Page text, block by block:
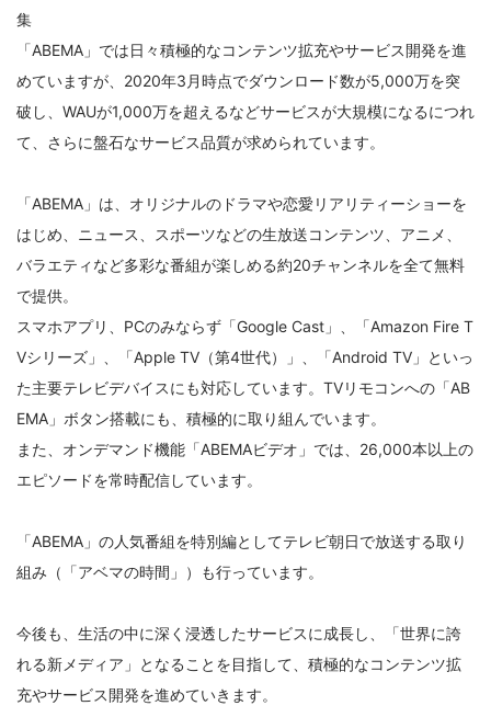
集
「ABEMA」では日々積極的なコンテンツ拡充やサービス開発を進
めていますが、2020年3月時点でダウンロード数が5,000万を突
破し、WAUが1,000万を超えるなどサービスが大規模になるにつれ
て、さらに盤石なサービス品質が求められています。
「ABEMA」は、オリジナルのドラマや恋愛リアリティーショーを
はじめ、ニュース、スポーツなどの生放送コンテンツ、アニメ、
バラエティなど多彩な番組が楽しめる約20チャンネルを全て無料
で提供。
スマホアプリ、PCのみならず「Google Cast」、「Amazon Fire T
Vシリーズ」、「Apple TV（第4世代）」、「Android TV」といっ
た主要テレビデバイスにも対応しています。TVリモコンへの「AB
EMA」ボタン搭載にも、積極的に取り組んでいます。
また、オンデマンド機能「ABEMAビデオ」では、26,000本以上の
エピソードを常時配信しています。
「ABEMA」の人気番組を特別編としてテレビ朝日で放送する取り
組み（「アベマの時間」）も行っています。
今後も、生活の中に深く浸透したサービスに成長し、「世界に誇
れる新メディア」となることを目指して、積極的なコンテンツ拡
充やサービス開発を進めていきます。